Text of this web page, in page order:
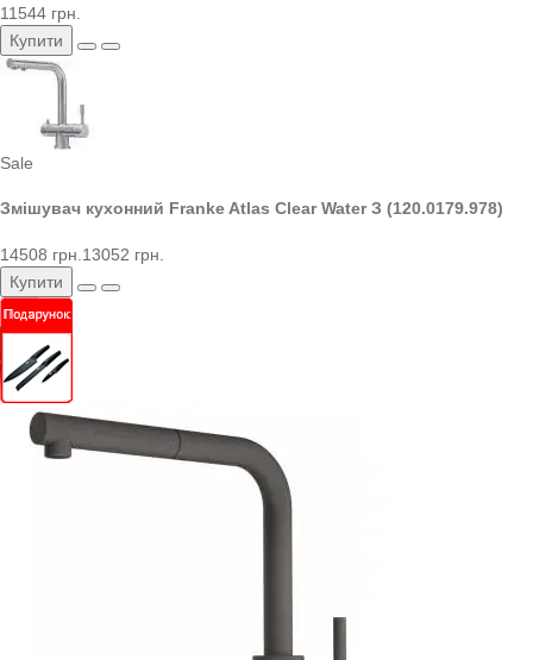
11544 грн.
Купити
Sale
Змішувач кухонний Franke Atlas Clear Water З (120.0179.978)
14508 грн. 13052 грн.
Купити